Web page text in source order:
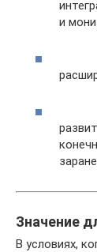
и
Значение
В условиях,